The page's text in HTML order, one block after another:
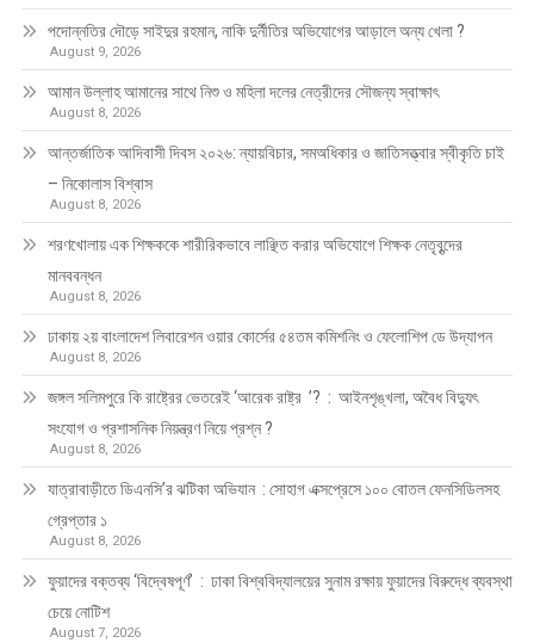
পদোন্নতির দৌড়ে সাইদুর রহমান, নাকি দুর্নীতির অভিযোগের আড়ালে অন্য খেলা ?
August 9, 2026
আমান উল্লাহ আমানের সাথে নিশু ও মহিলা দলের নেত্রীদের সৌজন্য স্বাক্ষাৎ
August 8, 2026
আন্তর্জাতিক আদিবাসী দিবস ২০২৬: ন্যায়বিচার, সমঅধিকার ও জাতিসত্ত্বার স্বীকৃতি চাই
– নিকোলাস বিশ্বাস
August 8, 2026
শরণখোলায় এক শিক্ষককে শারীরিকভাবে লাঞ্ছিত করার অভিযোগে শিক্ষক নেতৃবৃন্দের
মানববন্ধন
August 8, 2026
ঢাকায় ২য় বাংলাদেশ লিবারেশন ওয়ার কোর্সের ৫৪তম কমিশনিং ও ফেলোশিপ ডে উদ্‌যাপন
August 8, 2026
জঙ্গল সলিমপুরে কি রাষ্ট্রের ভেতরেই ‘আরেক রাষ্ট্র ’? : আইনশৃঙ্খলা, অবৈধ বিদ্যুৎ
সংযোগ ও প্রশাসনিক নিয়ন্ত্রণ নিয়ে প্রশ্ন ?
August 8, 2026
যাত্রাবাড়ীতে ডিএনসি’র ঝটিকা অভিযান : সোহাগ এক্সপ্রেসে ১০০ বোতল ফেনসিডিলসহ
গ্রেপ্তার ১
August 8, 2026
ফুয়াদের বক্তব্য ‘বিদ্বেষপূর্ণ’ : ঢাকা বিশ্ববিদ্যালয়ের সুনাম রক্ষায় ফুয়াদের বিরুদ্ধে ব্যবস্থা
চেয়ে নোটিশ
August 7, 2026